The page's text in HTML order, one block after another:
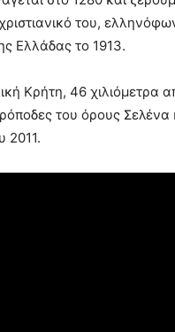
του,
Ελλάδας το 1913.
Κρήτη, 46 χιλιόμετρα
του όρους Σελένα
2011.